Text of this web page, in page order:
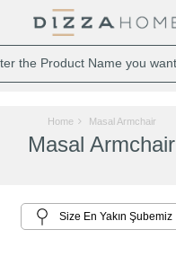
Home Masal Armchair
Masal Armchair
Size En Yakın Şubemiz